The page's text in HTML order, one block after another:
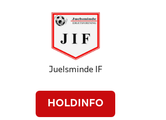
Juelsminde IF
HOLDINFO